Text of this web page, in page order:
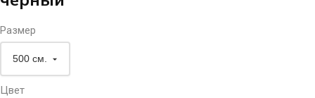
Размер
Цвет